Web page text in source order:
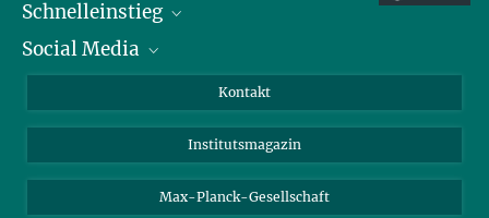
Schnelleinstieg
Alumni
Fördernde
Social Media
Bluesky
Facebook
Kontakt
Institutsmagazin
Max-Planck-Gesellschaft